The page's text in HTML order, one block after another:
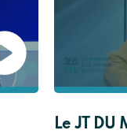
Le JT DU